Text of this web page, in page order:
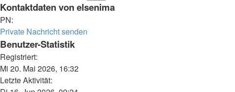
Kontaktdaten von elsenima
PN:
Private Nachricht senden
Benutzer-Statistik
Registriert:
Mi 20. Mai 2026, 16:32
Letzte Aktivität: